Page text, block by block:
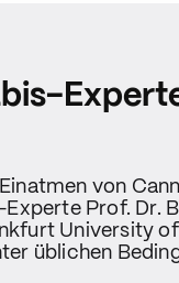
von
Prof. Dr.
University
üblichen